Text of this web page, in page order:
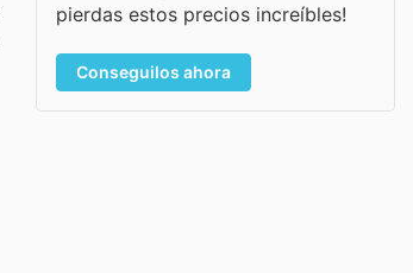
pierdas estos precios increíbles!
Conseguilos ahora